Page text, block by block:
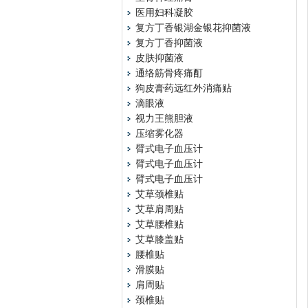
医用妇科凝胶
复方丁香银湖金银花抑菌液
复方丁香抑菌液
皮肤抑菌液
通络筋骨疼痛酊
狗皮膏药远红外消痛贴
滴眼液
视力王熊胆液
压缩雾化器
臂式电子血压计
臂式电子血压计
臂式电子血压计
艾草颈椎贴
艾草肩周贴
艾草腰椎贴
艾草膝盖贴
腰椎贴
滑膜贴
肩周贴
颈椎贴